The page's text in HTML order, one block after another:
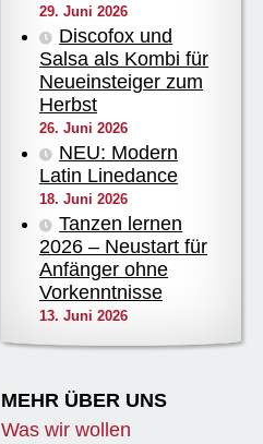
29. Juni 2026
Discofox und
Salsa als Kombi für
Neueinsteiger zum
Herbst
26. Juni 2026
NEU: Modern
Latin Linedance
18. Juni 2026
Tanzen lernen
2026 – Neustart für
Anfänger ohne
Vorkenntnisse
13. Juni 2026
MEHR ÜBER UNS
Was wir wollen